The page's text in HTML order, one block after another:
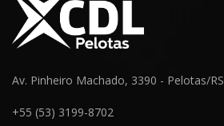
Av. Pinheiro Machado, 3390 - Pelotas/RS
+55 (53) 3199-8702